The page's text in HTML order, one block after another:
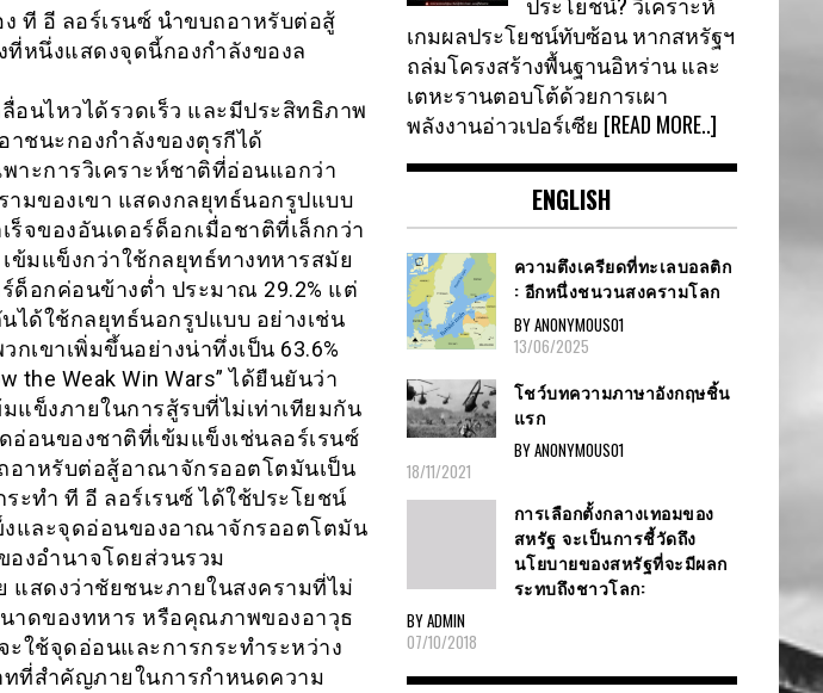
ที อี ลอร์เรนซ์ นำขบถอาหรับต่อสู้
หนึ่งแสดงจุดนี้กองกำลังของล
อนไหวได้รวดเร็ว และมีประสิทธิภาพ
าชนะกองกำลังของตุรกีได้
าะการวิเคราะห์ชาติที่อ่อนแอกว่า
มของเขา แสดงกลยุทธ์นอกรูปแบบ
จของอันเดอร์ด็อกเมื่อชาติที่เล็กกว่า
ข้มแข็งกว่าใช้กลยุทธ์ทางทหารสมัย
ด็อกค่อนข้างต่ำ ประมาณ 29.2% แต่
ได้ใช้กลยุทธ์นอกรูปแบบ อย่างเช่น
เขาเพิ่มขึ้นอย่างน่าทึ่งเป็น 63.6%
the Weak Win Wars” ได้ยืนยันว่า
ข็งภายในการสู้รบที่ไม่เท่าเทียมกัน
อนของชาติที่เข้มแข็งเช่นลอร์เรนซ์
อาหรับต่อสู้อาณาจักรออตโตมันเป็น
ะทำ ที อี ลอร์เรนซ์ ได้ใช้ประโยชน์
และจุดอ่อนของอาณาจักรออตโตมัน
งอำนาจโดยส่วนรวม
แสดงว่าชัยชนะภายในสงครามที่ไม่
าดของทหาร หรือคุณภาพของอาวุธ
ใช้จุดอ่อนและการกระทำระหว่าง
ที่สำคัญภายในการกำหนดความ
เกมผลประโยชน์ทับซ้อน หากสหรัฐฯ
ถล่มโครงสร้างพื้นฐานอิหร่าน และ
เตหะรานตอบโต้ด้วยการเผา
พลังงานอ่าวเปอร์เซีย [READ MORE..]
ENGLISH
ความตึงเครียดที่ทะเลบอลติก
: อีกหนึ่งชนวนสงครามโลก
BY ANONYMOUS01
13/06/2025
โชว์บทความภาษาอังกฤษชิ้น
แรก
BY ANONYMOUS01
18/11/2021
การเลือกตั้งกลางเทอมของ
สหรัฐ จะเป็นการชี้วัดถึง
นโยบายของสหรัฐที่จะมีผลก
ระทบถึงชาวโลก:
BY ADMIN
07/10/2018